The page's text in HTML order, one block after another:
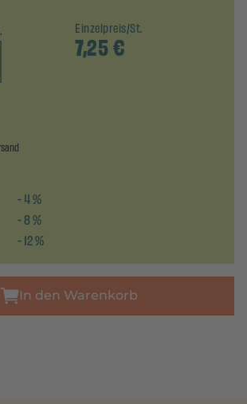
Einzelpreis/St.
7,25€
-4%
-8%
-12%
In den Warenkorb